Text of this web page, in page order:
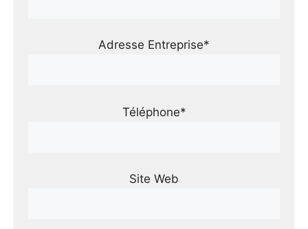
Adresse Entreprise*
Téléphone*
Site Web